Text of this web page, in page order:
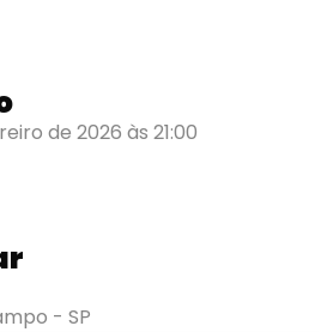
de 2026 às 21:00
- SP